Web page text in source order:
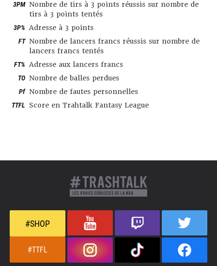
3PM Nombre de tirs à 3 points réussis sur nombre de
tirs à 3 points tentés
3P% Adresse à 3 points
FT Nombre de lancers francs réussis sur nombre de
lancers francs tentés
FT% Adresse aux lancers francs
TO Nombre de balles perdues
Pf Nombre de fautes personnelles
TTFL Score en Trahtalk Fantasy League
#SHOP
#TTFL